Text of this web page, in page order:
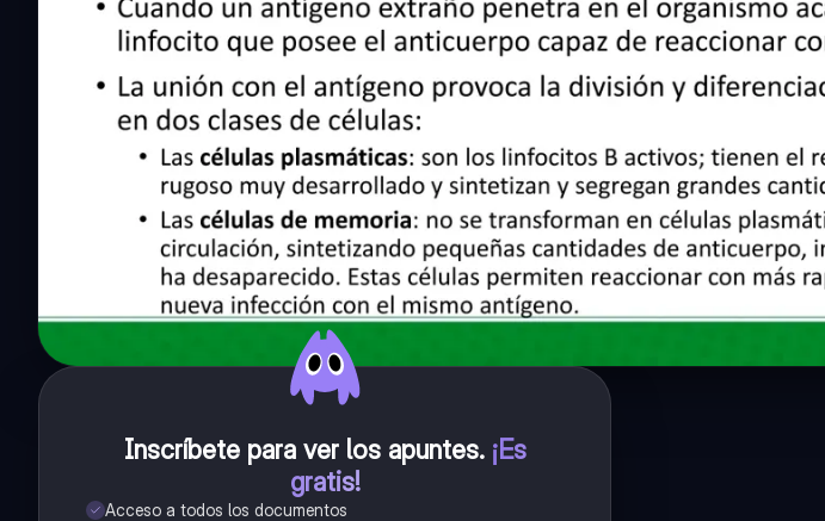
Inscríbete para ver los apuntes. ¡Es
gratis!
Acceso a todos los documentos